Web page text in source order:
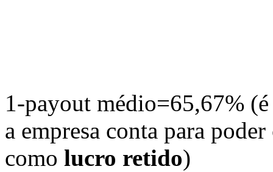
1-payout médio=65,67%
a empresa conta para
como lucro retido)